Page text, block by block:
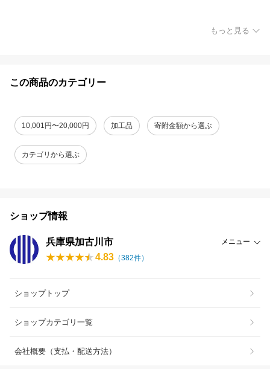
もっと見る
この商品のカテゴリー
10,001円〜20,000円 加工品 寄附金額から選ぶ
カテゴリから選ぶ
ショップ情報
兵庫県加古川市 メニュー
4.83 （382件）
ショップトップ
ショップカテゴリ一覧
会社概要（支払・配送方法）